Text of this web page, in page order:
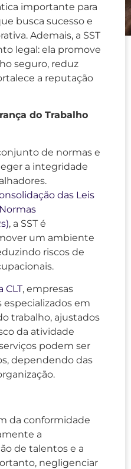
importante para
busca sucesso e
Ademais, a SST
legal: ela promove
seguro, reduz
a reputação
do Trabalho
de normas e
a integridade
das Leis
Normas
, a SST é
um ambiente
riscos de
CLT, empresas
em
trabalho, ajustados
da atividade
podem ser
dependendo das
da conformidade
a
de talentos e a
negligenciar